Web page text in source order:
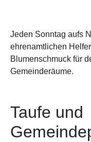
Jeden Sonntag aufs
ehrenamtlichen
Blumenschmuck für
Gemeinderäume.
Taufe und